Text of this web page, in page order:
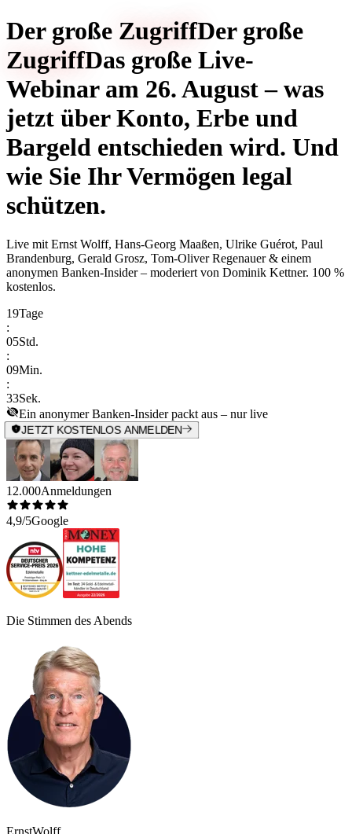
Der große ZugriffDer große
ZugriffDas große Live-
Webinar am 26. August – was
jetzt über Konto, Erbe und
Bargeld entschieden wird. Und
wie Sie Ihr Vermögen legal
schützen.
Live mit Ernst Wolff, Hans-Georg Maaßen, Ulrike Guérot, Paul
Brandenburg, Gerald Grosz, Tom-Oliver Regenauer & einem
anonymen Banken-Insider– moderiert von Dominik Kettner. 100 %
kostenlos.
19Tage
:
05Std.
:
09Min.
:
33Sek.
Ein anonymer Banken-Insider packt aus – nur live
JETZT KOSTENLOS ANMELDEN
12.000Anmeldungen
4,9/5Google
Die Stimmen des Abends
ErnstWolff